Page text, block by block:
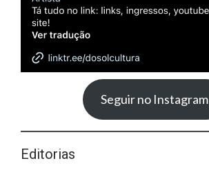
Seguir no Instagram
Editorias